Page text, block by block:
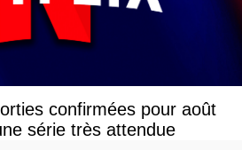
confirmées pour août
série très attendue